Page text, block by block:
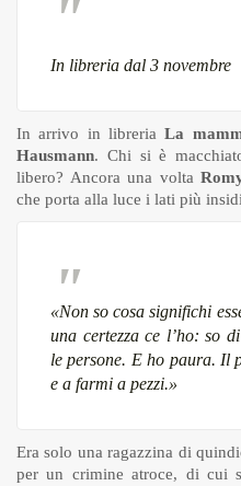
In libreria dal 3 novembre
In arrivo in libreriaLa
Hausmann. Chi si è
libero? Ancora una volta
che porta alla luce i lati più
«Non so cosa significhi
una certezza ce l’ho: so
le persone. E ho paura. Il
e a farmi a pezzi.»
Era solo una ragazzina di
per un crimine atroce, di cui